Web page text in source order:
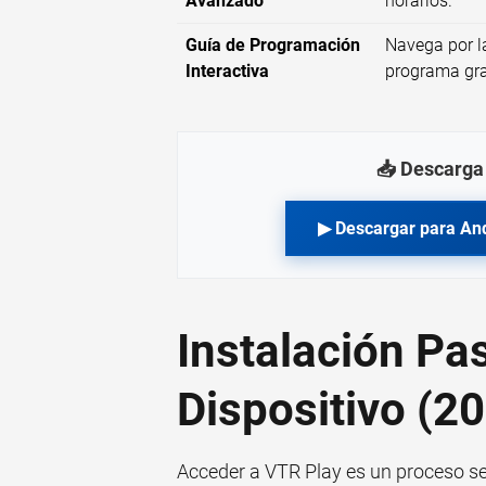
Guía de Programación
Interactiva
Navega por
programa
📥
▶ Descargar para
Instalación
Dispositivo
Acceder a VTR Play es un proceso